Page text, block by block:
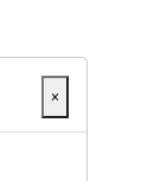
×